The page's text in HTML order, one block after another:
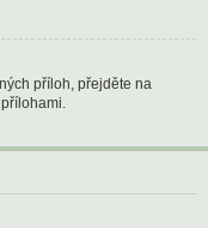
příloh, přejděte na